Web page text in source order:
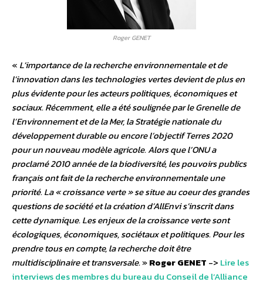
Roger GENET
« L’importance de la recherche environnementale et de
l’innovation dans les technologies vertes devient de plus en
plus évidente pour les acteurs politiques, économiques et
sociaux. Récemment, elle a été soulignée par le Grenelle de
l’Environnement et de la Mer, la Stratégie nationale du
développement durable ou encore l’objectif Terres 2020
pour un nouveau modèle agricole. Alors que l’ONU a
proclamé 2010 année de la biodiversité, les pouvoirs publics
français ont fait de la recherche environnementale une
priorité. La « croissance verte » se situe au coeur des grandes
questions de société et la création d’AllEnvi s’inscrit dans
cette dynamique. Les enjeux de la croissance verte sont
écologiques, économiques, sociétaux et politiques. Pour les
prendre tous en compte, la recherche doit être
multidisciplinaire et transversale.»Roger GENET -> Lire les
interviews des membres du bureau du Conseil de l’Alliance